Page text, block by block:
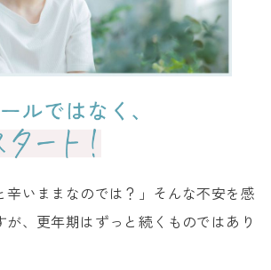
辛いままなのでは？」そんな不安を感
が、更年期はずっと続くものではあり